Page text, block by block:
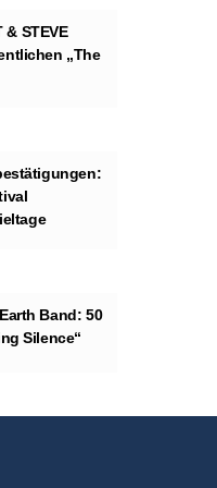
& STEVE
„The
Band: 50
Silence“